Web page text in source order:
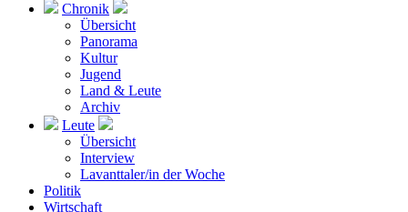
Chronik
Übersicht
Panorama
Kultur
Jugend
Land & Leute
Archiv
Leute
Übersicht
Interview
Lavanttaler/in der Woche
Politik
Wirtschaft